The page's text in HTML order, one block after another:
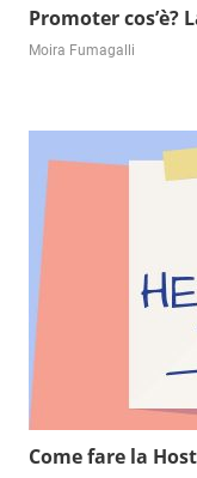
Promoter cos’è?
Moira Fumagalli
Come fare la